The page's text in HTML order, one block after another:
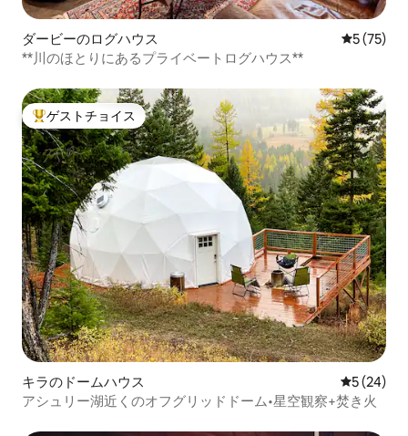
ダービーのログハウス レビュー
5 (75)
**川のほとりにあるプライベートログハウス**
大好評のゲストチョイスです。
ゲストチョイス
キラのドームハウス レビュー
5 (24)
アシュリー湖近くのオフグリッドドーム•星空観察+焚き火